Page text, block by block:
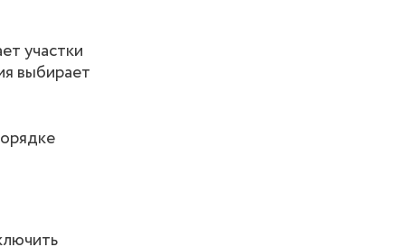
участки
выбирает